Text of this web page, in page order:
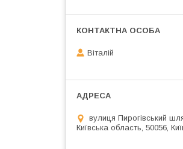
Віталій
вулиця Пирогівський
Київська область, 50056,